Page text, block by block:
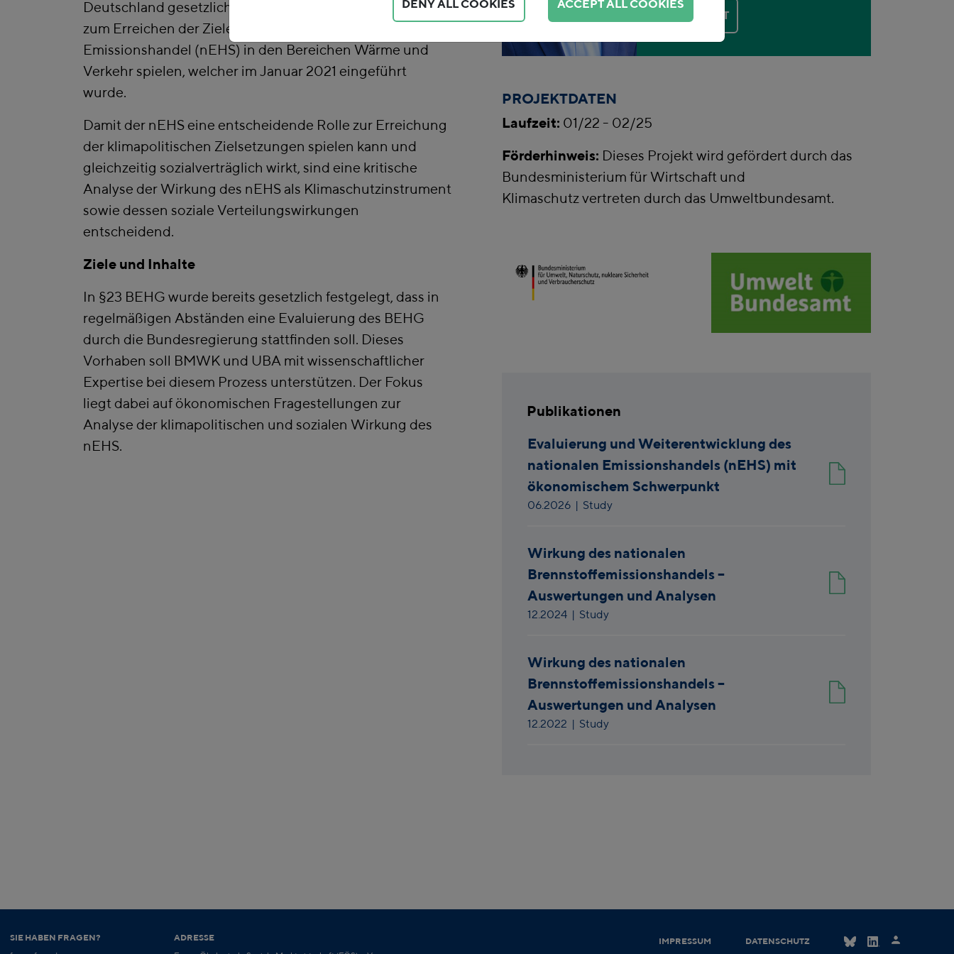
Deutschland gesetzlich verankert. Eine wichtige Rolle
zum Erreichen der Ziele soll der nationale
Emissionshandel (nEHS) in den Bereichen Wärme und
Verkehr spielen, welcher im Januar 2021 eingeführt
wurde.
Damit der nEHS eine entscheidende Rolle zur Erreichung
der klimapolitischen Zielsetzungen spielen kann und
gleichzeitig sozialverträglich wirkt, sind eine kritische
Analyse der Wirkung des nEHS als Klimaschutzinstrument
sowie dessen soziale Verteilungswirkungen
entscheidend.
Ziele und Inhalte
In §23 BEHG wurde bereits gesetzlich festgelegt, dass in
regelmäßigen Abständen eine Evaluierung des BEHG
durch die Bundesregierung stattfinden soll. Dieses
Vorhaben soll BMWK und UBA mit wissenschaftlicher
Expertise bei diesem Prozess unterstützen. Der Fokus
liegt dabei auf ökonomischen Fragestellungen zur
Analyse der klimapolitischen und sozialen Wirkung des
nEHS.
KONTAKT
PROJEKTDATEN
Laufzeit: 01/22 - 02/25
Förderhinweis: Dieses Projekt wird gefördert durch das
Bundesministerium für Wirtschaft und
Klimaschutz vertreten durch das Umweltbundesamt.
Publikationen
Evaluierung und Weiterentwicklung des
nationalen Emissionshandels (nEHS) mit
ökonomischem Schwerpunkt
06.2026 | Study
Wirkung des nationalen
Brennstoffemissionshandels –
Auswertungen und Analysen
12.2024 | Study
Wirkung des nationalen
Brennstoffemissionshandels –
Auswertungen und Analysen
12.2022 | Study
SIE HABEN FRAGEN?
ADRESSE
IMPRESSUM DATENSCHUTZ
DENY ALL COOKIES ACCEPT ALL COOKIES